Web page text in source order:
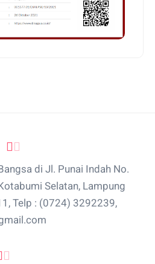
di Jl. Punai Indah No.
Selatan, Lampung
Telp : (0724) 3292239,